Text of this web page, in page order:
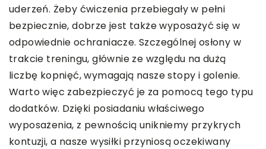
uderzeń. Żeby ćwiczenia przebiegały w pełni
bezpiecznie, dobrze jest także wyposażyć się w
odpowiednie ochraniacze. Szczególnej osłony w
trakcie treningu, głównie ze względu na dużą
liczbę kopnięć, wymagają nasze stopy i golenie.
Warto więc zabezpieczyć je za pomocą tego typu
dodatków. Dzięki posiadaniu właściwego
wyposażenia, z pewnością unikniemy przykrych
kontuzji, a nasze wysiłki przyniosą oczekiwany